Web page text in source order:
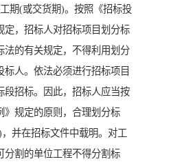
期(或交货期)。按照《招标投
定，招标人对招标项目划分标
法的有关规定，不得利用划分
人。依法必须进行招标项目
段招标。因此，招标人应当按
》规定的原则，合理划分标
并在招标文件中载明。对工
分割的单位工程不得分割标